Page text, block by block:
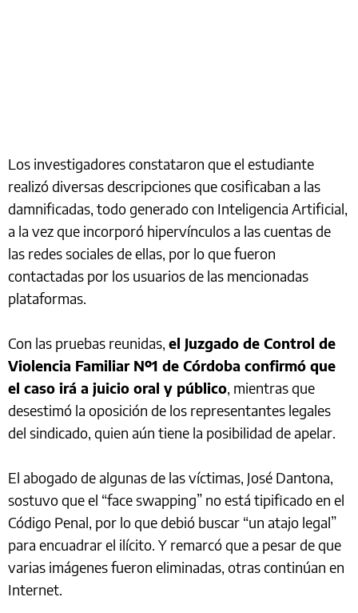
Los investigadores constataron que el estudiante
realizó diversas descripciones que cosificaban a las
damnificadas, todo generado con Inteligencia Artificial,
a la vez que incorporó hipervínculos a las cuentas de
las redes sociales de ellas, por lo que fueron
contactadas por los usuarios de las mencionadas
plataformas.
Con las pruebas reunidas, el Juzgado de Control de
Violencia Familiar Nº1 de Córdoba confirmó que
el caso irá a juicio oral y público, mientras que
desestimó la oposición de los representantes legales
del sindicado, quien aún tiene la posibilidad de apelar.
El abogado de algunas de las víctimas, José Dantona,
sostuvo que el “face swapping” no está tipificado en el
Código Penal, por lo que debió buscar “un atajo legal”
para encuadrar el ilícito. Y remarcó que a pesar de que
varias imágenes fueron eliminadas, otras continúan en
Internet.